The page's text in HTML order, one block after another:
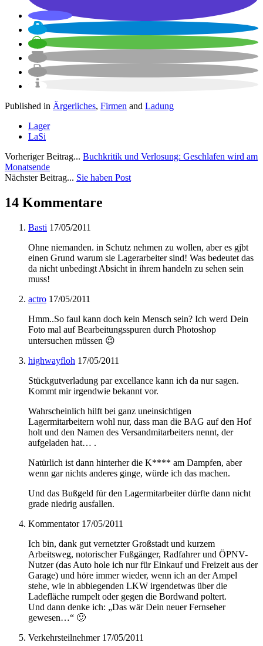
Published in Ärgerliches, Firmen and Ladung
Lager
LaSi
Vorheriger Beitrag... Buchkritik und Verlosung: Geschlafen wird am
Monatsende
Nächster Beitrag... Sie haben Post
14 Kommentare
Basti 17/05/2011
Ohne niemanden. in Schutz nehmen zu wollen, aber es gjbt
einen Grund warum sie Lagerarbeiter sind! Was bedeutet das
da nicht unbedingt Absicht in ihrem handeln zu sehen sein
muss!
actro 17/05/2011
Hmm..So faul kann doch kein Mensch sein? Ich werd Dein
Foto mal auf Bearbeitungsspuren durch Photoshop
untersuchen müssen 😉
highwayfloh 17/05/2011
Stückgutverladung par excellance kann ich da nur sagen.
Kommt mir irgendwie bekannt vor.
Wahrscheinlich hilft bei ganz uneinsichtigen
Lagermitarbeitern wohl nur, dass man die BAG auf den Hof
holt und den Namen des Versandmitarbeiters nennt, der
aufgeladen hat… .
Natürlich ist dann hinterher die K**** am Dampfen, aber
wenn gar nichts anderes ginge, würde ich das machen.
Und das Bußgeld für den Lagermitarbeiter dürfte dann nicht
grade niedrig ausfallen.
Kommentator 17/05/2011
Ich bin, dank gut vernetzter Großstadt und kurzem
Arbeitsweg, notorischer Fußgänger, Radfahrer und ÖPNV-
Nutzer (das Auto hole ich nur für Einkauf und Freizeit aus der
Garage) und höre immer wieder, wenn ich an der Ampel
stehe, wie in abbiegenden LKW irgendetwas über die
Ladefläche rumpelt oder gegen die Bordwand poltert.
Und dann denke ich: „Das wär Dein neuer Fernseher
gewesen…“ 🙂
Verkehrsteilnehmer 17/05/2011